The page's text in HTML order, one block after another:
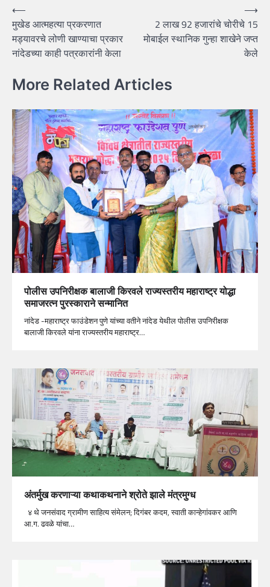
Post
navigation
⟵
मुखेड आत्महत्या प्रकरणात
मड्यावरचे लोणी खाण्याचा प्रकार
नांदेडच्या काही पत्रकारांनी केला
2 लाख 92 हजारांचे चोरीचे 15
मोबाईल स्थानिक गुन्हा शाखेने जप्त
केले
⟶
More Related Articles
पोलीस उपनिरीक्षक बालाजी किरवले राज्यस्तरीय महाराष्ट्र योद्धा
समाजरत्न पुरस्काराने सन्मानित
नांदेड -महाराष्ट्र फाउंडेशन पुणे यांच्या वतीने नांदेड येथील पोलीस उपनिरीक्षक
बालाजी किरवले यांना राज्यस्तरीय महाराष्ट्र…
अंतर्मुख करणाऱ्या कथाकथनाने श्रोते झाले मंत्रमुग्ध
४ थे जनसंवाद ग्रामीण साहित्य संमेलन; दिगंबर कदम, स्वाती कान्हेगांवकर आणि
आ.ग. ढवळे यांचा…